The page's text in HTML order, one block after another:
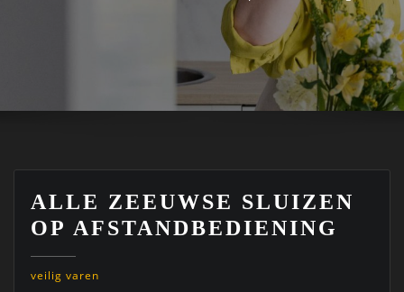
ALLE ZEEUWSE SLUIZEN
OP AFSTANDBEDIENING
veilig varen